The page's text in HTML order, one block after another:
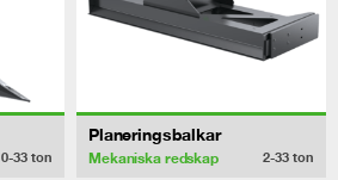
0-33 ton
Planeringsbalkar
Mekaniska redskap 2-33 ton